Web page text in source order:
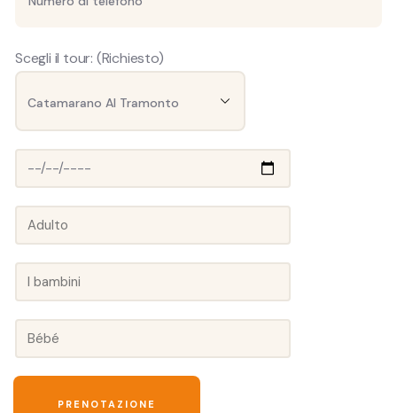
Scegli il tour: (Richiesto)